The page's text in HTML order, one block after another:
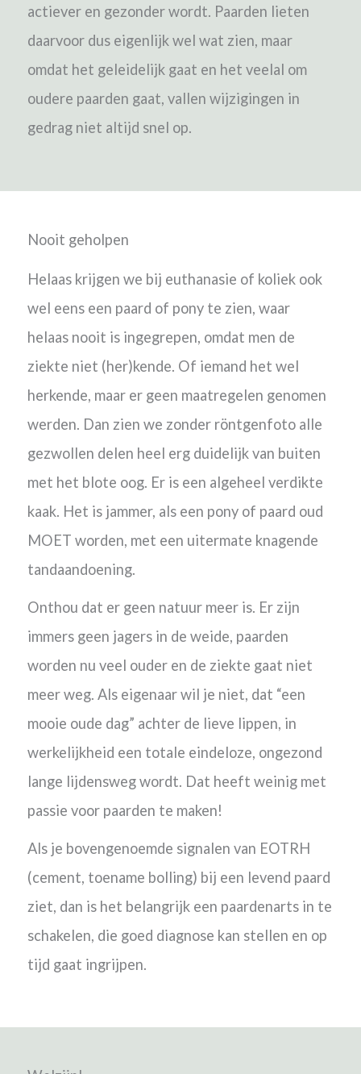
actiever en gezonder wordt. Paarden lieten
daarvoor dus eigenlijk wel wat zien, maar
omdat het geleidelijk gaat en het veelal om
oudere paarden gaat, vallen wijzigingen in
gedrag niet altijd snel op.
Nooit geholpen
Helaas krijgen we bij euthanasie of koliek ook
wel eens een paard of pony te zien, waar
helaas nooit is ingegrepen, omdat men de
ziekte niet (her)kende. Of iemand het wel
herkende, maar er geen maatregelen genomen
werden. Dan zien we zonder röntgenfoto alle
gezwollen delen heel erg duidelijk van buiten
met het blote oog. Er is een algeheel verdikte
kaak. Het is jammer, als een pony of paard oud
MOET worden, met een uitermate knagende
tandaandoening.
Onthou dat er geen natuurmeer is. Er zijn
immers geen jagers in de weide, paarden
worden nu veel ouder en de ziekte gaat niet
meer weg. Als eigenaar wil je niet, dat “een
mooie oude dag” achter de lieve lippen, in
werkelijkheid een totale eindeloze, ongezond
lange lijdensweg wordt. Dat heeft weinig met
passie voor paarden te maken!
Als je bovengenoemde signalen van EOTRH
(cement, toename bolling) bij een levend paard
ziet, dan is het belangrijk een paardenarts in te
schakelen, die goed diagnose kan stellen en op
tijd gaat ingrijpen.